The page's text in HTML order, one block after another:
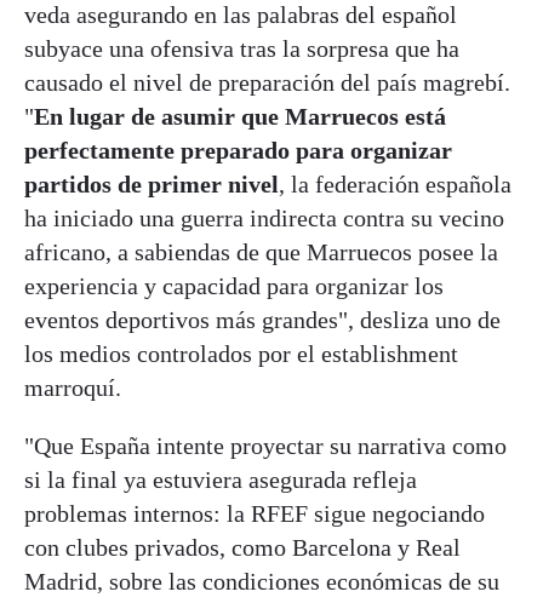
veda asegurando en las palabras del español
subyace una ofensiva tras la sorpresa que ha
causado el nivel de preparación del país magrebí.
"En lugar de asumir que Marruecos está
perfectamente preparado para organizar
partidos de primer nivel, la federación española
ha iniciado una guerra indirecta contra su vecino
africano, a sabiendas de que Marruecos posee la
experiencia y capacidad para organizar los
eventos deportivos más grandes", desliza uno de
los medios controlados por el establishment
marroquí.
"Que España intente proyectar su narrativa como
si la final ya estuviera asegurada refleja
problemas internos: la RFEF sigue negociando
con clubes privados, como Barcelona y Real
Madrid, sobre las condiciones económicas de su